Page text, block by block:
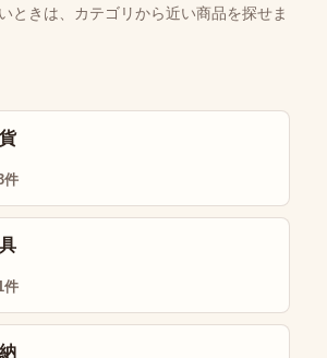
ときは、カテゴリから近い商品を探せま
件
件